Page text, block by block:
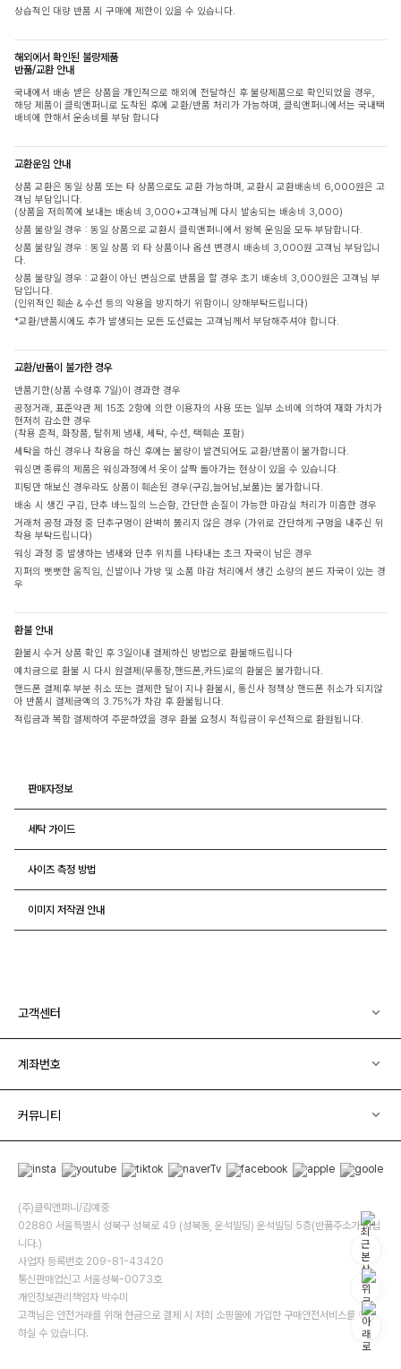
상습적인 대량 반품 시 구매에 제한이 있을 수 있습니다.
해외에서 확인된 불량제품
반품/교환 안내
국내에서 배송 받은 상품을 개인적으로 해외에 전달하신 후 불량제품으로 확인되었을 경우,
해당 제품이 클릭앤퍼니로 도착된 후에 교환/반품 처리가 가능하며, 클릭앤퍼니에서는 국내택
배비에 한해서 운송비를 부담 합니다
교환운임 안내
상품 교환은 동일 상품 또는 타 상품으로도 교환 가능하며, 교환시 교환배송비 6,000원은 고
객님 부담입니다.
(상품을 저희쪽에 보내는 배송비 3,000+고객님께 다시 발송되는 배송비 3,000)
상품 불량일 경우 : 동일 상품으로 교환시 클릭앤퍼니에서 왕복 운임을 모두 부담합니다.
상품 불량일 경우 : 동일 상품 외 타 상품이나 옵션 변경시 배송비 3,000원 고객님 부담입니
다.
상품 불량일 경우 : 교환이 아닌 변심으로 반품을 할 경우 초기 배송비 3,000원은 고객님 부
담입니다.
(인위적인 훼손 & 수선 등의 악용을 방지하기 위함이니 양해부탁드립니다)
*교환/반품시에도 추가 발생되는 모든 도선료는 고객님께서 부담해주셔야 합니다.
교환/반품이 불가한 경우
반품기한(상품 수령후 7일)이 경과한 경우
공정거래, 표준약관 제 15조 2항에 의한 이용자의 사용 또는 일부 소비에 의하여 재화 가치가
현저히 감소한 경우
(착용 흔적, 화장품, 탈취제 냄새, 세탁, 수선, 택훼손 포함)
세탁을 하신 경우나 착용을 하신 후에는 불량이 발견되어도 교환/반품이 불가합니다.
워싱면 종류의 제품은 워싱과정에서 옷이 살짝 돌아가는 현상이 있을 수 있습니다.
피팅만 해보신 경우라도 상품이 훼손된 경우(구김,늘어남,보풀)는 불가합니다.
배송 시 생긴 구김, 단추 바느질의 느슨함, 간단한 손질이 가능한 마감실 처리가 미흡한 경우
거래처 공정 과정 중 단추구멍이 완벽히 뚫리지 않은 경우 (가위로 간단하게 구멍을 내주신 뒤
착용 부탁드립니다)
워싱 과정 중 발생하는 냄새와 단추 위치를 나타내는 초크 자국이 남은 경우
지퍼의 뻣뻣한 움직임, 신발이나 가방 및 소품 마감 처리에서 생긴 소량의 본드 자국이 있는 경
우
환불 안내
환불시 수거 상품 확인 후 3일이내 결제하신 방법으로 환불해드립니다
예치금으로 환불 시 다시 원결제(무통장,핸드폰,카드)로의 환불은 불가합니다.
핸드폰 결제후 부분 취소 또는 결제한 달이 지나 환불시, 통신사 정책상 핸드폰 취소가 되지않
아 반품시 결제금액의 3.75%가 차감 후 환불됩니다.
적립금과 복합 결제하여 주문하였을 경우 환불 요청시 적립금이 우선적으로 환원됩니다.
판매자정보
세탁 가이드
사이즈 측정 방법
이미지 저작권 안내
고객센터
계좌번호
커뮤니티
(주)클릭앤퍼니/김예중
02880 서울특별시 성북구 성북로 49 (성북동, 운석빌딩) 운석빌딩 5층(반품주소가 아닙
니다.)
사업자 등록번호 209-81-43420
통신판매업신고 서울성북-0073호
개인정보관리책임자 박수미
고객님은 안전거래를 위해 현금으로 결제 시 저희 소핑몰에 가입한 구매안전서비스를 이용
하실 수 있습니다.